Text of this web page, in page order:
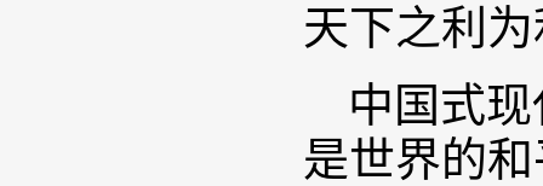
天下之利
中国式
是世界的